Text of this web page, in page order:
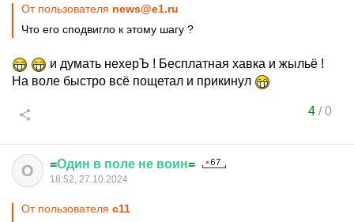
От пользователя news@e1.ru
Что его сподвигло к этому шагу ?
и думать нехерЪ ! Бесплатная хавка и жыльё !
На воле быстро всё пощетал и прикинул
4/0
О =Один в поле не воин=
18:52, 27.10.2024
От пользователя c11